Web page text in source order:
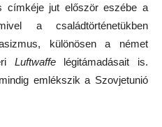
címkéje jut először eszébe a
a családtörténetükben
különösen a német
Luftwaffelégitámadásait is.
emlékszik a Szovjetunió